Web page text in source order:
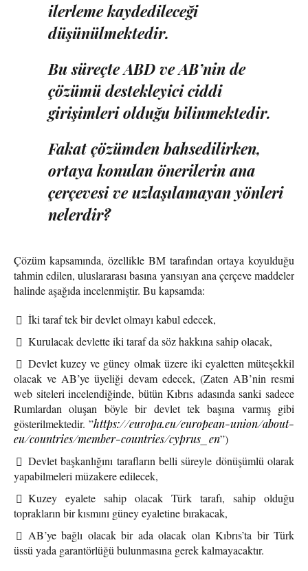
ilerleme kaydedileceği
düşünülmektedir.
Bu süreçte ABD ve AB’nin de
çözümü destekleyici ciddi
girişimleri olduğu bilinmektedir.
Fakat çözümden bahsedilirken,
ortaya konulan önerilerin ana
çerçevesi ve uzlaşılamayan yönleri
nelerdir?
Çözüm kapsamında, özellikle BM tarafından ortaya koyulduğu
tahmin edilen, uluslararası basına yansıyan ana çerçeve maddeler
halinde aşağıda incelenmiştir. Bu kapsamda:
İki taraf tek bir devlet olmayı kabul edecek,
Kurulacak devlette iki taraf da söz hakkına sahip olacak,
Devlet kuzey ve güney olmak üzere iki eyaletten müteşekkil
olacak ve AB’ye üyeliği devam edecek, (Zaten AB’nin resmi
web siteleri incelendiğinde, bütün Kıbrıs adasında sanki sadece
Rumlardan oluşan böyle bir devlet tek başına varmış gibi
gösterilmektedir. ”https://europa.eu/european-union/about-
eu/countries/member-countries/cyprus_en”)
Devlet başkanlığını tarafların belli süreyle dönüşümlü olarak
yapabilmeleri müzakere edilecek,
Kuzey eyalete sahip olacak Türk tarafı, sahip olduğu
toprakların bir kısmını güney eyaletine bırakacak,
AB’ye bağlı olacak bir ada olacak olan Kıbrıs’ta bir Türk
üssü yada garantörlüğü bulunmasına gerek kalmayacaktır.